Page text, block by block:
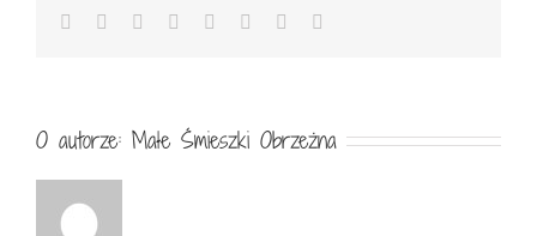
Facebook
TwitterReddit LinkedIn
TumblrPinterest
O autorze: Małe Śmieszki Obrzeżna